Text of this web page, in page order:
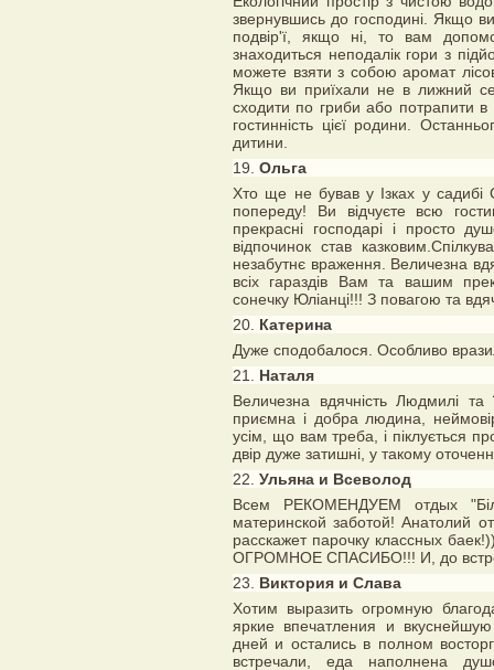
звернувшись до господині. Якщо
подвір'ї, якщо ні, то вам
знаходиться неподалік гори з
можете взяти з собою аромат
Якщо ви приїхали не в лижний
сходити по гриби або потрапити в
гостинність цієї родини.
дитини.
19. Ольга
Хто ще не бував у Ізках у
попереду! Ви відчуєте всю
прекрасні господарі і просто
відпочинок став
незабутнє враження. Величезна
всіх гараздів Вам та вашим
сонечку Юліанці!!! З повагою та
20. Катерина
Дуже сподобалося. Особливо
21. Наталя
Величезна вдячність Людмилі
приємна і добра людина,
усім, що вам треба, і піклується
двір дуже затишні, у такому
22. Ульяна и Всеволод
Всем РЕКОМЕНДУЕМ отдых
материнской заботой! Анатолий
расскажет парочку классных
ОГРОМНОЕ СПАСИБО!!! И, до
23. Виктория и Слава
Хотим выразить огромную
яркие впечатления и
дней и остались в полном
встречали, еда наполнена